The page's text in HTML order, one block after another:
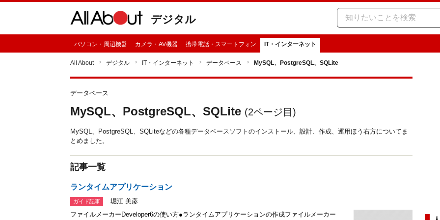
デジタル
パソコン・周辺機器 カメラ・AV機器 携帯電話・スマートフォン IT・インターネット
All About デジタル IT・インターネット データベース MySQL、PostgreSQL、SQLite
データベース
MySQL、PostgreSQL、SQLite (2ページ目)
MySQL、PostgreSQL、SQLiteなどの各種データベースソフトのインストール、設計、作成、運用ほう右方についてま
とめました。
記事一覧
ランタイムアプリケーション
ガイド記事
堀江 美彦
ファイルメーカーDeveloper6の使い方●ランタイムアプリケーションの作成ファイルメーカー